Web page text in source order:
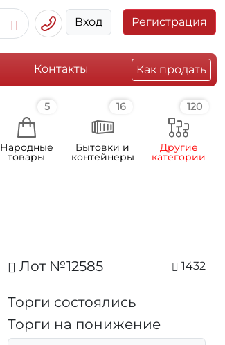
Вход Регистрация
Контакты Как продать
5
Народные
товары
16
Бытовки и
контейнеры
120
Другие
категории
Лот №12585 1432
Торги состоялись
Торги на понижение